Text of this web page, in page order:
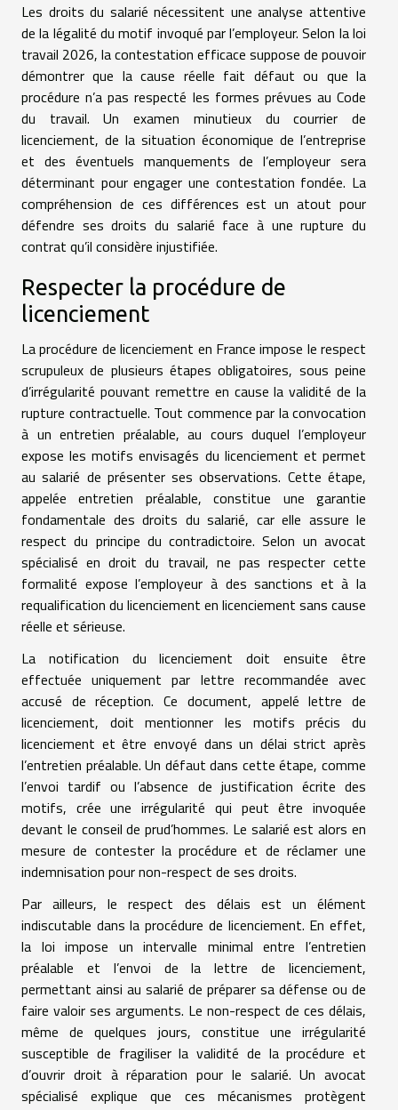
Les droits du salarié nécessitent une analyse attentive
de la légalité du motif invoqué par l’employeur. Selon la loi
travail 2026, la contestation efficace suppose de pouvoir
démontrer que la cause réelle fait défaut ou que la
procédure n’a pas respecté les formes prévues au Code
du travail. Un examen minutieux du courrier de
licenciement, de la situation économique de l’entreprise
et des éventuels manquements de l’employeur sera
déterminant pour engager une contestation fondée. La
compréhension de ces différences est un atout pour
défendre ses droits du salarié face à une rupture du
contrat qu’il considère injustifiée.
Respecter la procédure de
licenciement
La procédure de licenciement en France impose le respect
scrupuleux de plusieurs étapes obligatoires, sous peine
d’irrégularité pouvant remettre en cause la validité de la
rupture contractuelle. Tout commence par la convocation
à un entretien préalable, au cours duquel l’employeur
expose les motifs envisagés du licenciement et permet
au salarié de présenter ses observations. Cette étape,
appelée entretien préalable, constitue une garantie
fondamentale des droits du salarié, car elle assure le
respect du principe du contradictoire. Selon un avocat
spécialisé en droit du travail, ne pas respecter cette
formalité expose l’employeur à des sanctions et à la
requalification du licenciement en licenciement sans cause
réelle et sérieuse.
La notification du licenciement doit ensuite être
effectuée uniquement par lettre recommandée avec
accusé de réception. Ce document, appelé lettre de
licenciement, doit mentionner les motifs précis du
licenciement et être envoyé dans un délai strict après
l’entretien préalable. Un défaut dans cette étape, comme
l’envoi tardif ou l’absence de justification écrite des
motifs, crée une irrégularité qui peut être invoquée
devant le conseil de prud’hommes. Le salarié est alors en
mesure de contester la procédure et de réclamer une
indemnisation pour non-respect de ses droits.
Par ailleurs, le respect des délais est un élément
indiscutable dans la procédure de licenciement. En effet,
la loi impose un intervalle minimal entre l’entretien
préalable et l’envoi de la lettre de licenciement,
permettant ainsi au salarié de préparer sa défense ou de
faire valoir ses arguments. Le non-respect de ces délais,
même de quelques jours, constitue une irrégularité
susceptible de fragiliser la validité de la procédure et
d’ouvrir droit à réparation pour le salarié. Un avocat
spécialisé explique que ces mécanismes protègent